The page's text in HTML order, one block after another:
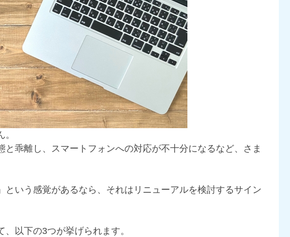
乖離し、スマートフォンへの対応が不十分になるなど、さま
という感覚があるなら、それはリニューアルを検討するサイン
以下の3つが挙げられます。